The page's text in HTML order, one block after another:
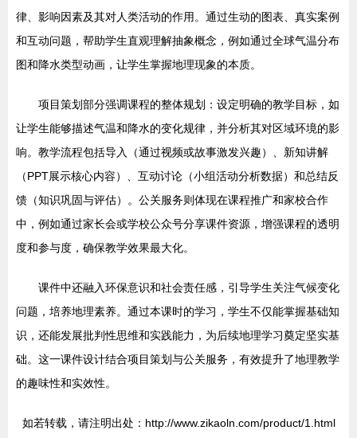
律、影响因素及其对人类活动的作用。通过生动的图表、真实案例
和互动问题，帮助学生直观理解抽象概念，例如通过全球气温分布
图和降水类型动画，让学生掌握地理现象的本质。
项目策划部分强调课程的整体规划：设定明确的教学目标，如
让学生能够描述气温和降水的变化规律，并分析其对区域环境的影
响。教学流程包括导入（通过视频或故事激发兴趣）、新知讲解
（PPT展示核心内容）、互动讨论（小组活动分析数据）和总结反
馈（知识巩固与评估）。公关服务则体现在课程推广和家校合作
中，例如通过家长会或学校公众号分享课件资源，增强课程的透明
度和参与度，确保教学效果最大化。
课件中还融入环保意识和社会责任感，引导学生关注气候变化
问题，培养地理素养。通过本课时的学习，学生不仅能掌握基础知
识，还能发展批判性思维和实践能力，为后续地理学习奠定坚实基
础。这一课件设计结合项目策划与公关服务，有效提升了地理教学
的趣味性和实效性。
如若转载，请注明出处：http://www.zikaoln.com/product/1.html